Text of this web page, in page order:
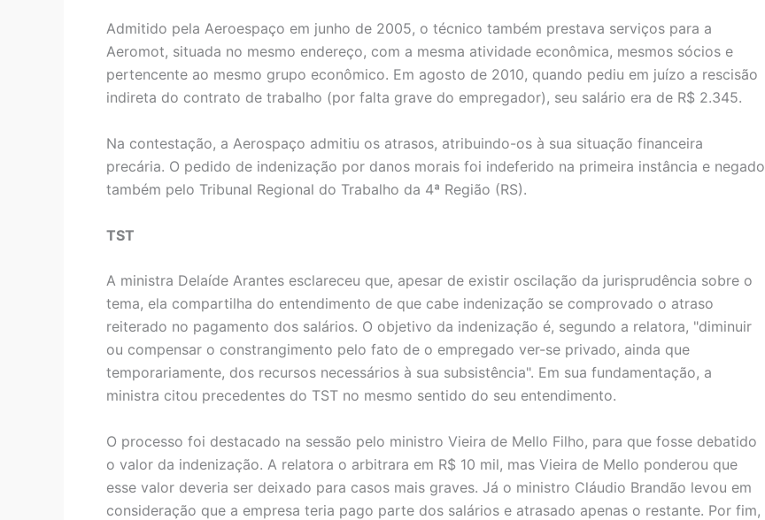
Admitido pela Aeroespaço em junho de 2005, o técnico também prestava serviços para a
Aeromot, situada no mesmo endereço, com a mesma atividade econômica, mesmos sócios e
pertencente ao mesmo grupo econômico. Em agosto de 2010, quando pediu em juízo a rescisão
indireta do contrato de trabalho (por falta grave do empregador), seu salário era de R$ 2.345.
Na contestação, a Aerospaço admitiu os atrasos, atribuindo-os à sua situação financeira
precária. O pedido de indenização por danos morais foi indeferido na primeira instância e negado
também pelo Tribunal Regional do Trabalho da 4ª Região (RS).
TST
A ministra Delaíde Arantes esclareceu que, apesar de existir oscilação da jurisprudência sobre o
tema, ela compartilha do entendimento de que cabe indenização se comprovado o atraso
reiterado no pagamento dos salários. O objetivo da indenização é, segundo a relatora, "diminuir
ou compensar o constrangimento pelo fato de o empregado ver-se privado, ainda que
temporariamente, dos recursos necessários à sua subsistência". Em sua fundamentação, a
ministra citou precedentes do TST no mesmo sentido do seu entendimento.
O processo foi destacado na sessão pelo ministro Vieira de Mello Filho, para que fosse debatido
o valor da indenização. A relatora o arbitrara em R$ 10 mil, mas Vieira de Mello ponderou que
esse valor deveria ser deixado para casos mais graves. Já o ministro Cláudio Brandão levou em
consideração que a empresa teria pago parte dos salários e atrasado apenas o restante. Por fim,